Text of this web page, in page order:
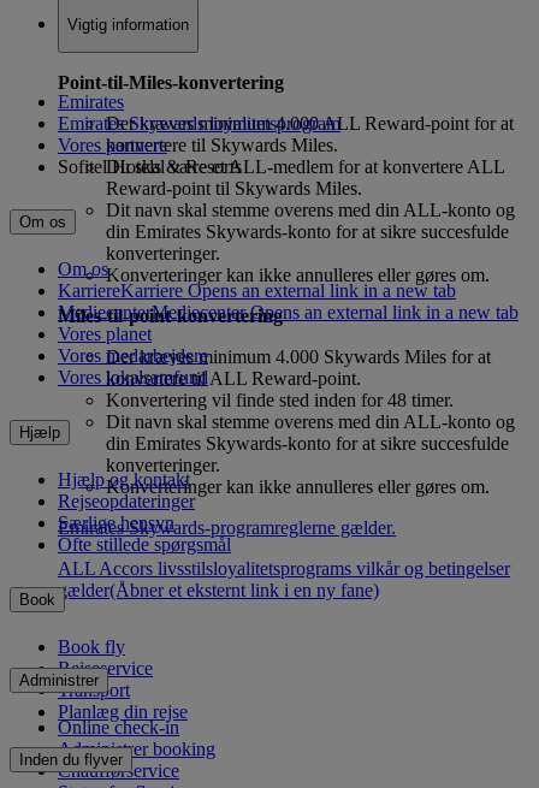
Vigtig information
Point-til-Miles-konvertering
Der kræves minimum 4.000 ALL Reward-point for at
konvertere til Skywards Miles.
Du skal være et ALL-medlem for at konvertere ALL
Reward-point til Skywards Miles.
Dit navn skal stemme overens med din ALL-konto og
din Emirates Skywards-konto for at sikre succesfulde
konverteringer.
Konverteringer kan ikke annulleres eller gøres om.
Miles-til-point-konvertering
Der kræves minimum 4.000 Skywards Miles for at
konvertere til ALL Reward-point.
Konvertering vil finde sted inden for 48 timer.
Dit navn skal stemme overens med din ALL-konto og
din Emirates Skywards-konto for at sikre succesfulde
konverteringer.
Konverteringer kan ikke annulleres eller gøres om.
Emirates Skywards-programreglerne gælder.
ALL Accors livsstilsloyalitetsprograms vilkår og betingelser
gælder(Åbner et eksternt link i en ny fane)
Emirates
Emirates Skywards loyalitetsprogram
Vores partnere
Sofitel Hotels & Resorts
Om os
Om os
KarriereKarriere Opens an external link in a new tab
MediecenterMediecenter Opens an external link in a new tab
Vores planet
Vores medarbejdere
Vores lokalsamfund
Hjælp
Hjælp og kontakt
Rejseopdateringer
Særlige hensyn
Ofte stillede spørgsmål
Book
Book fly
Rejseservice
Transport
Planlæg din rejse
Administrer
Online check-in
Administrer booking
Chaufførservice
Inden du flyver